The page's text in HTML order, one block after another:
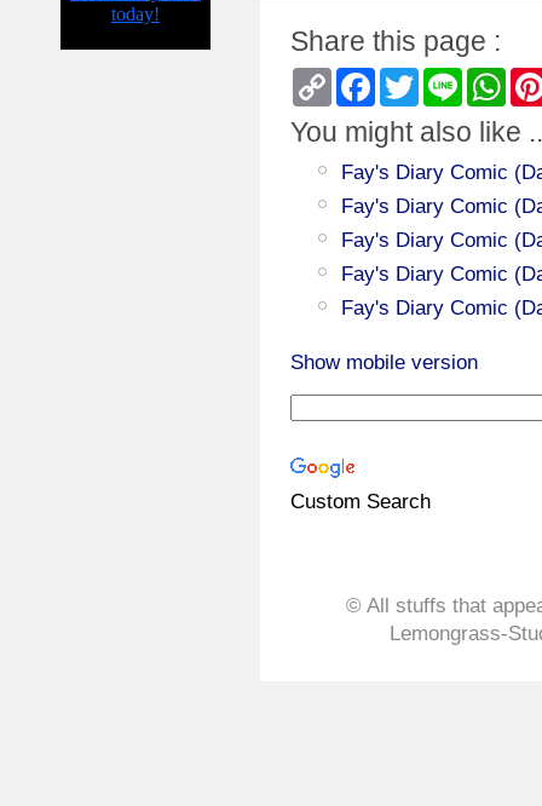
Share this page :
Copy
Link
Facebook
TwitterLine
You might also like
Fay's Diary Comic
Fay's Diary Comic
Fay's Diary Comic
Fay's Diary Comic
Fay's Diary Comic
Show mobile version
Custom Search
© All stuffs that
Lemongrass-